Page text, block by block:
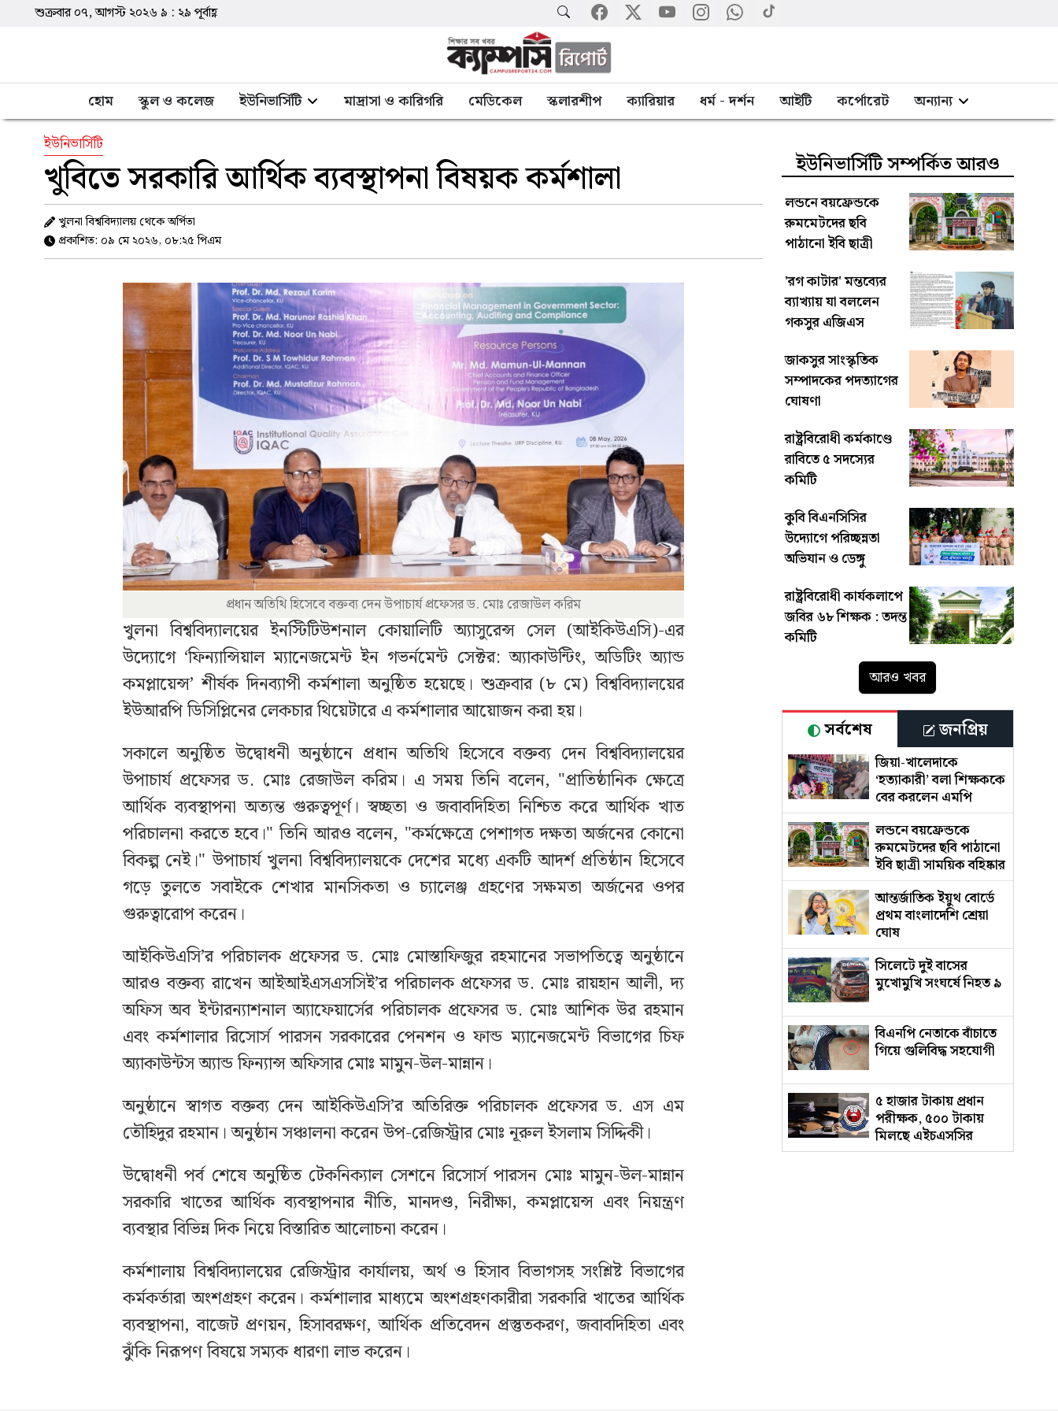
শুক্রবার ০৭, আগস্ট ২০২৬ ৯ : ২৯ পূর্বাহ্ণ
হোম স্কুল ও কলেজ ইউনিভার্সিটি মাদ্রাসা ও কারিগরি মেডিকেল স্কলারশীপ ক্যারিয়ার ধর্ম - দর্শন আইটি কর্পোরেট অন্যান্য
ইউনিভার্সিটি
খুবিতে সরকারি আর্থিক ব্যবস্থাপনা বিষয়ক কর্মশালা
খুলনা বিশ্ববিদ্যালয় থেকে অর্পিতা
প্রকাশিত: ০৯ মে ২০২৬, ০৮:২৫ পিএম
প্রধান অতিথি হিসেবে বক্তব্য দেন উপাচার্য প্রফেসর ড. মোঃ রেজাউল করিম
খুলনা বিশ্ববিদ্যালয়ের ইনস্টিটিউশনাল কোয়ালিটি অ্যাসুরেন্স সেল (আইকিউএসি)-এর
উদ্যোগে ‘ফিন্যান্সিয়াল ম্যানেজমেন্ট ইন গভর্নমেন্ট সেক্টর: অ্যাকাউন্টিং, অডিটিং অ্যান্ড
কমপ্লায়েন্স’ শীর্ষক দিনব্যাপী কর্মশালা অনুষ্ঠিত হয়েছে। শুক্রবার (৮ মে) বিশ্ববিদ্যালয়ের
ইউআরপি ডিসিপ্লিনের লেকচার থিয়েটারে এ কর্মশালার আয়োজন করা হয়।
সকালে অনুষ্ঠিত উদ্বোধনী অনুষ্ঠানে প্রধান অতিথি হিসেবে বক্তব্য দেন বিশ্ববিদ্যালয়ের
উপাচার্য প্রফেসর ড. মোঃ রেজাউল করিম। এ সময় তিনি বলেন, "প্রাতিষ্ঠানিক ক্ষেত্রে
আর্থিক ব্যবস্থাপনা অত্যন্ত গুরুত্বপূর্ণ। স্বচ্ছতা ও জবাবদিহিতা নিশ্চিত করে আর্থিক খাত
পরিচালনা করতে হবে।" তিনি আরও বলেন, "কর্মক্ষেত্রে পেশাগত দক্ষতা অর্জনের কোনো
বিকল্প নেই।" উপাচার্য খুলনা বিশ্ববিদ্যালয়কে দেশের মধ্যে একটি আদর্শ প্রতিষ্ঠান হিসেবে
গড়ে তুলতে সবাইকে শেখার মানসিকতা ও চ্যালেঞ্জ গ্রহণের সক্ষমতা অর্জনের ওপর
গুরুত্বারোপ করেন।
আইকিউএসি’র পরিচালক প্রফেসর ড. মোঃ মোস্তাফিজুর রহমানের সভাপতিত্বে অনুষ্ঠানে
আরও বক্তব্য রাখেন আইআইএসএসসিই’র পরিচালক প্রফেসর ড. মোঃ রায়হান আলী, দ্য
অফিস অব ইন্টারন্যাশনাল অ্যাফেয়ার্সের পরিচালক প্রফেসর ড. মোঃ আশিক উর রহমান
এবং কর্মশালার রিসোর্স পারসন সরকারের পেনশন ও ফান্ড ম্যানেজমেন্ট বিভাগের চিফ
অ্যাকাউন্টস অ্যান্ড ফিন্যান্স অফিসার মোঃ মামুন-উল-মান্নান।
অনুষ্ঠানে স্বাগত বক্তব্য দেন আইকিউএসি’র অতিরিক্ত পরিচালক প্রফেসর ড. এস এম
তৌহিদুর রহমান। অনুষ্ঠান সঞ্চালনা করেন উপ-রেজিস্ট্রার মোঃ নূরুল ইসলাম সিদ্দিকী।
উদ্বোধনী পর্ব শেষে অনুষ্ঠিত টেকনিক্যাল সেশনে রিসোর্স পারসন মোঃ মামুন-উল-মান্নান
সরকারি খাতের আর্থিক ব্যবস্থাপনার নীতি, মানদণ্ড, নিরীক্ষা, কমপ্লায়েন্স এবং নিয়ন্ত্রণ
ব্যবস্থার বিভিন্ন দিক নিয়ে বিস্তারিত আলোচনা করেন।
কর্মশালায় বিশ্ববিদ্যালয়ের রেজিস্ট্রার কার্যালয়, অর্থ ও হিসাব বিভাগসহ সংশ্লিষ্ট বিভাগের
কর্মকর্তারা অংশগ্রহণ করেন। কর্মশালার মাধ্যমে অংশগ্রহণকারীরা সরকারি খাতের আর্থিক
ব্যবস্থাপনা, বাজেট প্রণয়ন, হিসাবরক্ষণ, আর্থিক প্রতিবেদন প্রস্তুতকরণ, জবাবদিহিতা এবং
ঝুঁকি নিরূপণ বিষয়ে সম্যক ধারণা লাভ করেন।
ইউনিভার্সিটি সম্পর্কিত আরও
লন্ডনে বয়ফ্রেন্ডকে
রুমমেটদের ছবি
পাঠানো ইবি ছাত্রী
'রগ কাটার' মন্তব্যের
ব্যাখ্যায় যা বললেন
গকসুর এজিএস
জাকসুর সাংস্কৃতিক
সম্পাদকের পদত্যাগের
ঘোষণা
রাষ্ট্রবিরোধী কর্মকাণ্ডে
রাবিতে ৫ সদস্যের
কমিটি
কুবি বিএনসিসির
উদ্যোগে পরিচ্ছন্নতা
অভিযান ও ডেঙ্গু
রাষ্ট্রবিরোধী কার্যকলাপে
জবির ৬৮ শিক্ষক : তদন্ত
কমিটি
আরও খবর
সর্বশেষ জনপ্রিয়
জিয়া-খালেদাকে
‘হত্যাকারী’ বলা শিক্ষককে
বের করলেন এমপি
লন্ডনে বয়ফ্রেন্ডকে
রুমমেটদের ছবি পাঠানো
ইবি ছাত্রী সাময়িক বহিষ্কার
আন্তর্জাতিক ইয়ুথ বোর্ডে
প্রথম বাংলাদেশি শ্রেয়া
ঘোষ
সিলেটে দুই বাসের
মুখোমুখি সংঘর্ষে নিহত ৯
বিএনপি নেতাকে বাঁচাতে
গিয়ে গুলিবিদ্ধ সহযোগী
৫ হাজার টাকায় প্রধান
পরীক্ষক, ৫০০ টাকায়
মিলছে এইচএসসির
অতিরিক্ত খাতা